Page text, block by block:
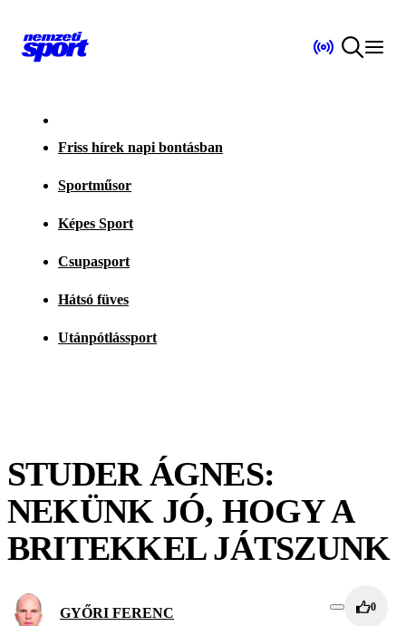
Friss hírek napi bontásban
Sportműsor
Képes Sport
Csupasport
Hátsó füves
Utánpótlássport
STUDER ÁGNES:
NEKÜNK JÓ, HOGY A
BRITEKKEL JÁTSZUNK
GYŐRI FERENC 0